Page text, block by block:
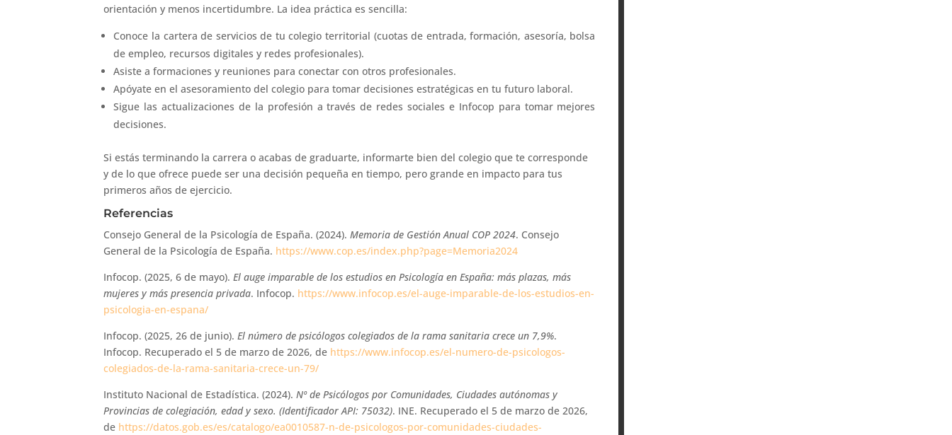
orientación y menos incertidumbre. La idea práctica es sencilla:
Conoce la cartera de servicios de tu colegio territorial (cuotas de entrada, formación, asesoría, bolsa
de empleo, recursos digitales y redes profesionales).
Asiste a formaciones y reuniones para conectar con otros profesionales.
Apóyate en el asesoramiento del colegio para tomar decisiones estratégicas en tu futuro laboral.
Sigue las actualizaciones de la profesión a través de redes sociales e Infocop para tomar mejores
decisiones.
Si estás terminando la carrera o acabas de graduarte, informarte bien del colegio que te corresponde
y de lo que ofrece puede ser una decisión pequeña en tiempo, pero grande en impacto para tus
primeros años de ejercicio.
Referencias
Consejo General de la Psicología de España. (2024).Memoria de Gestión Anual COP 2024. Consejo
General de la Psicología de España. https://www.cop.es/index.php?page=Memoria2024
Infocop. (2025, 6 de mayo).El auge imparable de los estudios en Psicología en España: más plazas, más
mujeres y más presencia privada. Infocop. https://www.infocop.es/el-auge-imparable-de-los-estudios-en-
psicologia-en-espana/
Infocop. (2025, 26 de junio).El número de psicólogos colegiados de la rama sanitaria crece un 7,9%.
Infocop. Recuperado el 5 de marzo de 2026, de https://www.infocop.es/el-numero-de-psicologos-
colegiados-de-la-rama-sanitaria-crece-un-79/
Instituto Nacional de Estadística. (2024).Nº de Psicólogos por Comunidades, Ciudades autónomas y
Provincias de colegiación, edad y sexo. (Identificador API: 75032). INE. Recuperado el 5 de marzo de 2026,
de https://datos.gob.es/es/catalogo/ea0010587-n-de-psicologos-por-comunidades-ciudades-